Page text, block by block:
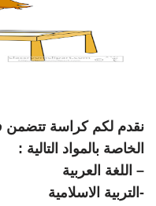
نقدم لكم كراسة تتضمن
الخاصة بالمواد التالية :
– اللغة العربية
-التربية الاسلامية